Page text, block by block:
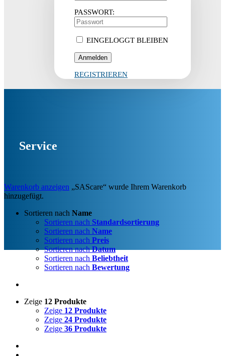
PASSWORT:
EINGELOGGT BLEIBEN
REGISTRIEREN
Service
Warenkorb anzeigen „SAScare“ wurde Ihrem Warenkorb
hinzugefügt.
Sortieren nach Name
Sortieren nach Standardsortierung
Sortieren nach Name
Sortieren nach Preis
Sortieren nachDatum
Sortieren nach Beliebtheit
Sortieren nach Bewertung
Zeige 12 Produkte
Zeige 12 Produkte
Zeige 24 Produkte
Zeige 36 Produkte